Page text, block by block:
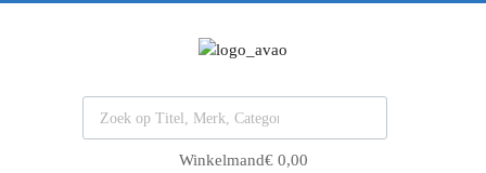
Winkelmand€0,00